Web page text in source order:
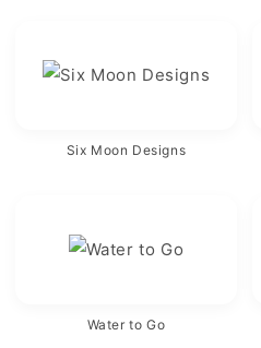
Six Moon Designs
Water to Go